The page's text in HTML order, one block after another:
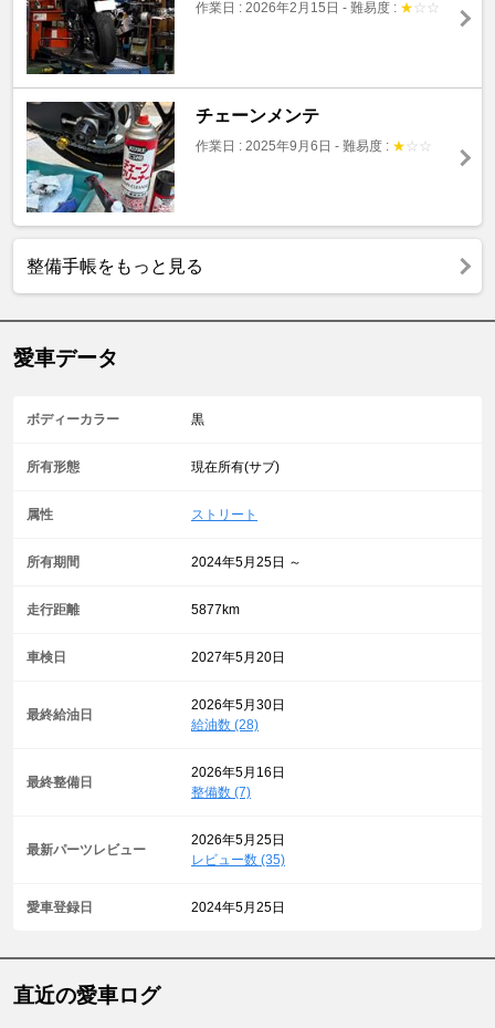
作業日 : 2026年2月15日 - 難易度 : ★ ☆ ☆
チェーンメンテ
作業日 : 2025年9月6日 - 難易度 : ★ ☆ ☆
整備手帳をもっと見る
愛車データ
ボディーカラー 黒
所有形態 現在所有(サブ)
属性 ストリート
所有期間 2024年5月25日 ～
走行距離 5877km
車検日 2027年5月20日
最終給油日
2026年5月30日
給油数 (28)
最終整備日
2026年5月16日
整備数 (7)
最新パーツレビュー
2026年5月25日
レビュー数 (35)
愛車登録日 2024年5月25日
直近の愛車ログ